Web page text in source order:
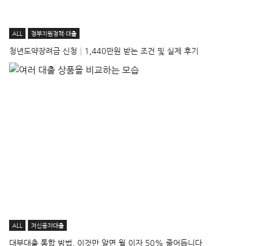
ALL 정부지원정책·대출
청년도약장려금 신청│1,440만원 받는 조건 및 실제 후기
ALL 저신용자대출
대부대출 통합 방법, 이것만 알면 월 이자 50% 줄어듭니다